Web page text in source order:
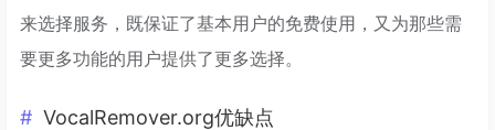
来选择服务，既保证了基本用户的免费使用，又为那些需
要更多功能的用户提供了更多选择。
VocalRemover.org优缺点